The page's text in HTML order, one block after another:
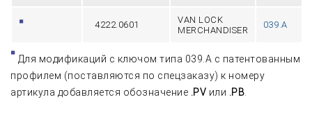
4222.0601
VAN LOCK
MERCHANDISER
039.A
Для модификаций с ключом типа 039.A с патентованным
профилем (поставляются по спецзаказу) к номеру
артикула добавляется обозначение .PV или .PB